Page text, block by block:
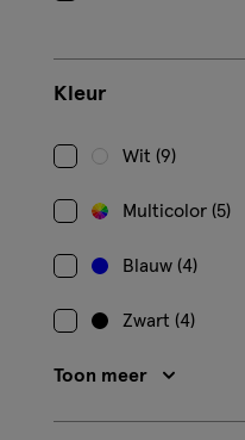
Kleur
Wit (9)
Multicolor (5)
Blauw (4)
Zwart (4)
Toon meer